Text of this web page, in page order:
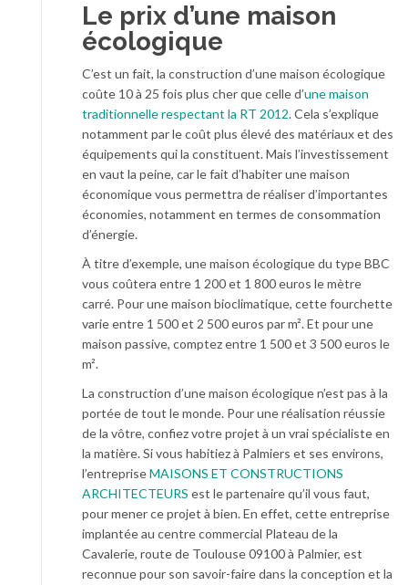
Le prix d’une maison
écologique
C’est un fait, la construction d’une maison écologique
coûte 10 à 25 fois plus cher que celle d’une maison
traditionnelle respectant la RT 2012. Cela s’explique
notamment par le coût plus élevé des matériaux et des
équipements qui la constituent. Mais l’investissement
en vaut la peine, car le fait d’habiter une maison
économique vous permettra de réaliser d’importantes
économies, notamment en termes de consommation
d’énergie.
À titre d’exemple, une maison écologique du type BBC
vous coûtera entre 1 200 et 1 800 euros le mètre
carré. Pour une maison bioclimatique, cette fourchette
varie entre 1 500 et 2 500 euros par m². Et pour une
maison passive, comptez entre 1 500 et 3 500 euros le
m².
La construction d’une maison écologique n’est pas à la
portée de tout le monde. Pour une réalisation réussie
de la vôtre, confiez votre projet à un vrai spécialiste en
la matière. Si vous habitiez à Palmiers et ses environs,
l’entrepriseMAISONS ET CONSTRUCTIONS
ARCHITECTEURS est le partenaire qu’il vous faut,
pour mener ce projet à bien. En effet, cette entreprise
implantée au centre commercial Plateau de la
Cavalerie, route de Toulouse 09100 à Palmier, est
reconnue pour son savoir-faire dans la conception et la